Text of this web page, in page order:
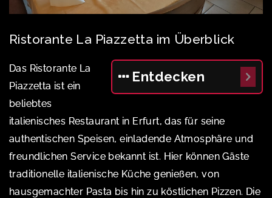
Ristorante La Piazzetta im Überblick
Entdecken
Das Ristorante La
Piazzetta ist ein
beliebtes
italienisches Restaurant in Erfurt, das für seine
authentischen Speisen, einladende Atmosphäre und
freundlichen Service bekannt ist. Hier können Gäste
traditionelle italienische Küche genießen, von
hausgemachter Pasta bis hin zu köstlichen Pizzen. Die